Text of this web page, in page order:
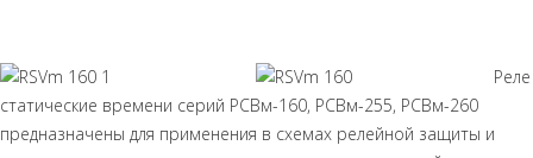
Реле
статические времени серий РСВм-160, РСВм-255, РСВм-260
предназначены для применения в схемах релейной защиты и